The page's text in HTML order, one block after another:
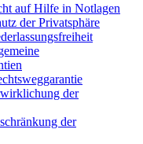
auf Hilfe in Notlagen
der Privatsphäre
der
der